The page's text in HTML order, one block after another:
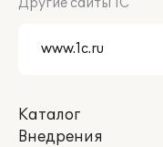
Другие сайты 1С
Каталог
Внедрения